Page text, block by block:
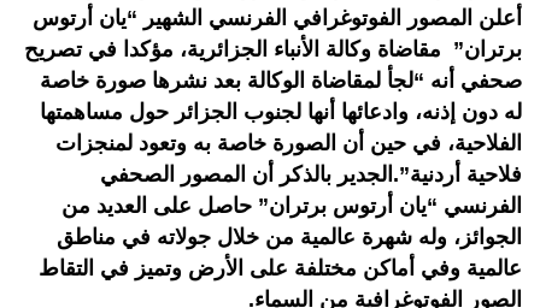
أعلن المصور الفوتوغرافي الفرنسي الشهير “يان أرتوس
برتران” مقاضاة وكالة الأنباء الجزائرية، مؤكدا في تصريح
صحفي أنه “لجأ لمقاضاة الوكالة بعد نشرها صورة خاصة
له دون إذنه، وادعائها أنها لجنوب الجزائر حول مساهمتها
الفلاحية، في حين أن الصورة خاصة به وتعود لمنجزات
فلاحية أردنية”.الجدير بالذكر أن المصور الصحفي
الفرنسي “يان أرتوس برتران” حاصل على العديد من
الجوائز، وله شهرة عالمية من خلال جولاته في مناطق
عالمية وفي أماكن مختلفة على الأرض وتميز في التقاط
الصور الفوتوغرافية من السماء.